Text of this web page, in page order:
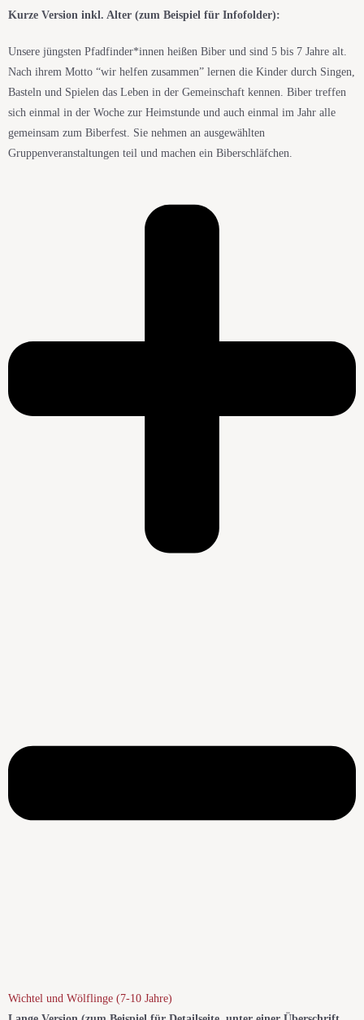
Kurze Version inkl. Alter (zum Beispiel für Infofolder):
Unsere jüngsten Pfadfinder*innen heißen Biber und sind 5 bis 7 Jahre alt.
Nach ihrem Motto “wir helfen zusammen” lernen die Kinder durch Singen,
Basteln und Spielen das Leben in der Gemeinschaft kennen. Biber treffen
sich einmal in der Woche zur Heimstunde und auch einmal im Jahr alle
gemeinsam zum Biberfest. Sie nehmen an ausgewählten
Gruppenveranstaltungen teil und machen ein Biberschläfchen.
Wichtel und Wölflinge (7-10 Jahre)